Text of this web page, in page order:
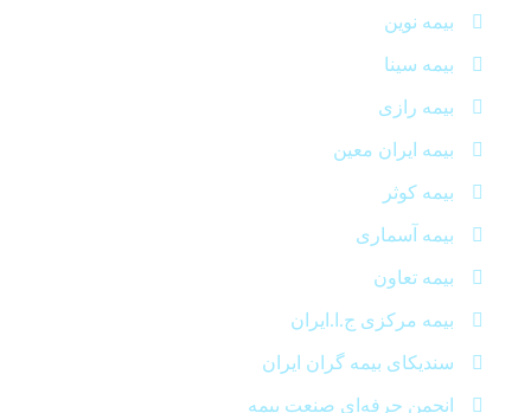
بیمه نوین
بیمه سینا
بیمه رازی
بیمه ایران معین
بیمه کوثر
بیمه آسماری
بیمه تعاون
بیمه مرکزی ج.ا.ایران
سندیکای بیمه گران ایران
انجمن حرفه‌ای صنعت بیمه